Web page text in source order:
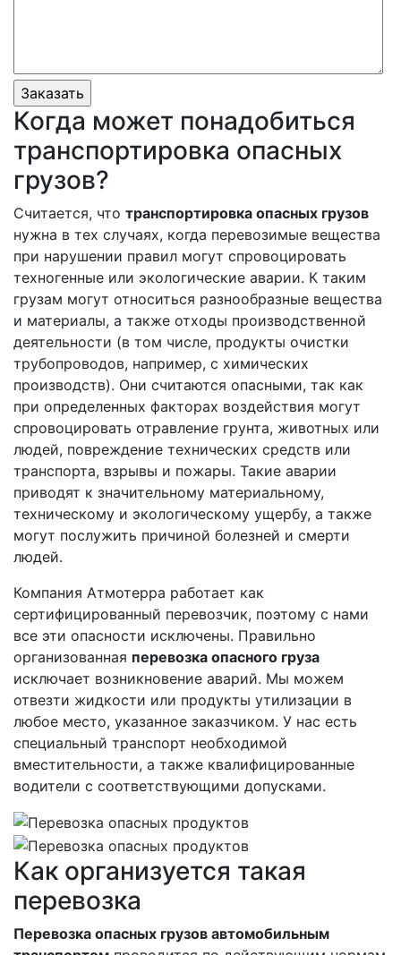
Когда может понадобиться
транспортировка опасных
грузов?
Считается, что транспортировка опасных грузов
нужна в тех случаях, когда перевозимые вещества
при нарушении правил могут спровоцировать
техногенные или экологические аварии. К таким
грузам могут относиться разнообразные вещества
и материалы, а также отходы производственной
деятельности (в том числе, продукты очистки
трубопроводов, например, с химических
производств). Они считаются опасными, так как
при определенных факторах воздействия могут
спровоцировать отравление грунта, животных или
людей, повреждение технических средств или
транспорта, взрывы и пожары. Такие аварии
приводят к значительному материальному,
техническому и экологическому ущербу, а также
могут послужить причиной болезней и смерти
людей.
Компания Атмотерра работает как
сертифицированный перевозчик, поэтому с нами
все эти опасности исключены. Правильно
организованная перевозка опасного груза
исключает возникновение аварий. Мы можем
отвезти жидкости или продукты утилизации в
любое место, указанное заказчиком. У нас есть
специальный транспорт необходимой
вместительности, а также квалифицированные
водители с соответствующими допусками.
Как организуется такая
перевозка
Перевозка опасных грузов автомобильным